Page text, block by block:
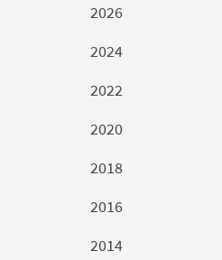
2026
2024
2022
2020
2018
2016
2014